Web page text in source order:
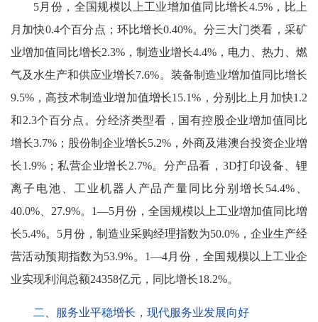
5月份，全国规模以上工业增加值同比增长4.5%，比上
月加快0.4个百分点；环比增长0.40%。分三大门类看，采矿
业增加值同比增长2.3%，制造业增长4.4%，电力、热力、燃
气及水生产和供应业增长7.6%。装备制造业增加值同比增长
9.5%，高技术制造业增加值增长15.1%，分别比上月加快1.2
和2.3个百分点。分经济类型看，国有控股企业增加值同比
增长3.7%；股份制企业增长5.2%，外商及港澳台投资企业增
长1.9%；私营企业增长2.7%。分产品看，3D打印设备、锂
离子电池、工业机器人产品产量同比分别增长54.4%、
40.0%、27.9%。1—5月份，全国规模以上工业增加值同比增
长5.4%。5月份，制造业采购经理指数为50.0%，企业生产经
营活动预期指数为53.9%。1—4月份，全国规模以上工业企
业实现利润总额24358亿元，同比增长18.2%。
二、服务业平稳增长，现代服务业发展向好